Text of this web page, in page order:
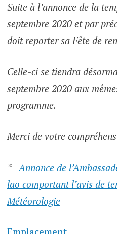
Suite à l’annonce de la
septembre 2020 et par
doit reporter sa Fête de
Celle-ci se tiendra
septembre 2020 aux
programme.
Merci de votre
* Annonce de
lao comportant l’avis de
Météorologie